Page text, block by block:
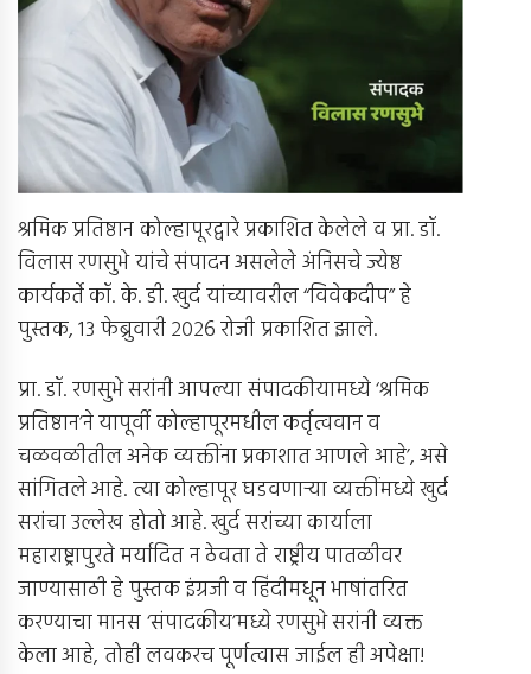
श्रमिक प्रतिष्ठान कोल्हापूरद्वारे प्रकाशित केलेले व प्रा. डॉ.
विलास रणसुभे यांचे संपादन असलेले अंनिसचे ज्येष्ठ
कार्यकर्ते कॉ. के. डी. खुर्द यांच्यावरील “विवेकदीप” हे
पुस्तक, १३ फेब्रुवारी २०२६ रोजी प्रकाशित झाले.
प्रा. डॉ. रणसुभे सरांनी आपल्या संपादकीयामध्ये ‘श्रमिक
प्रतिष्ठान’ने यापूर्वी कोल्हापूरमधील कर्तृत्ववान व
चळवळीतील अनेक व्यक्तींना प्रकाशात आणले आहे’, असे
सांगितले आहे. त्या कोल्हापूर घडवणार्‍या व्यक्तींमध्ये खुर्द
सरांचा उल्लेख होतो आहे. खुर्द सरांच्या कार्याला
महाराष्ट्रापुरते मर्यादित न ठेवता ते राष्ट्रीय पातळीवर
जाण्यासाठी हे पुस्तक इंग्रजी व हिंदीमधून भाषांतरित
करण्याचा मानस ‘संपादकीय’मध्ये रणसुभे सरांनी व्यक्त
केला आहे, तोही लवकरच पूर्णत्वास जाईल ही अपेक्षा!